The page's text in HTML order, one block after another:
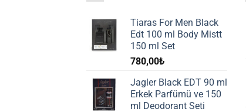
Tiaras For Men Black
Edt 100 ml Body Mistt
150 ml Set
780,00₺
Jagler Black EDT 90 ml
Erkek Parfümü ve 150
ml Deodorant Seti